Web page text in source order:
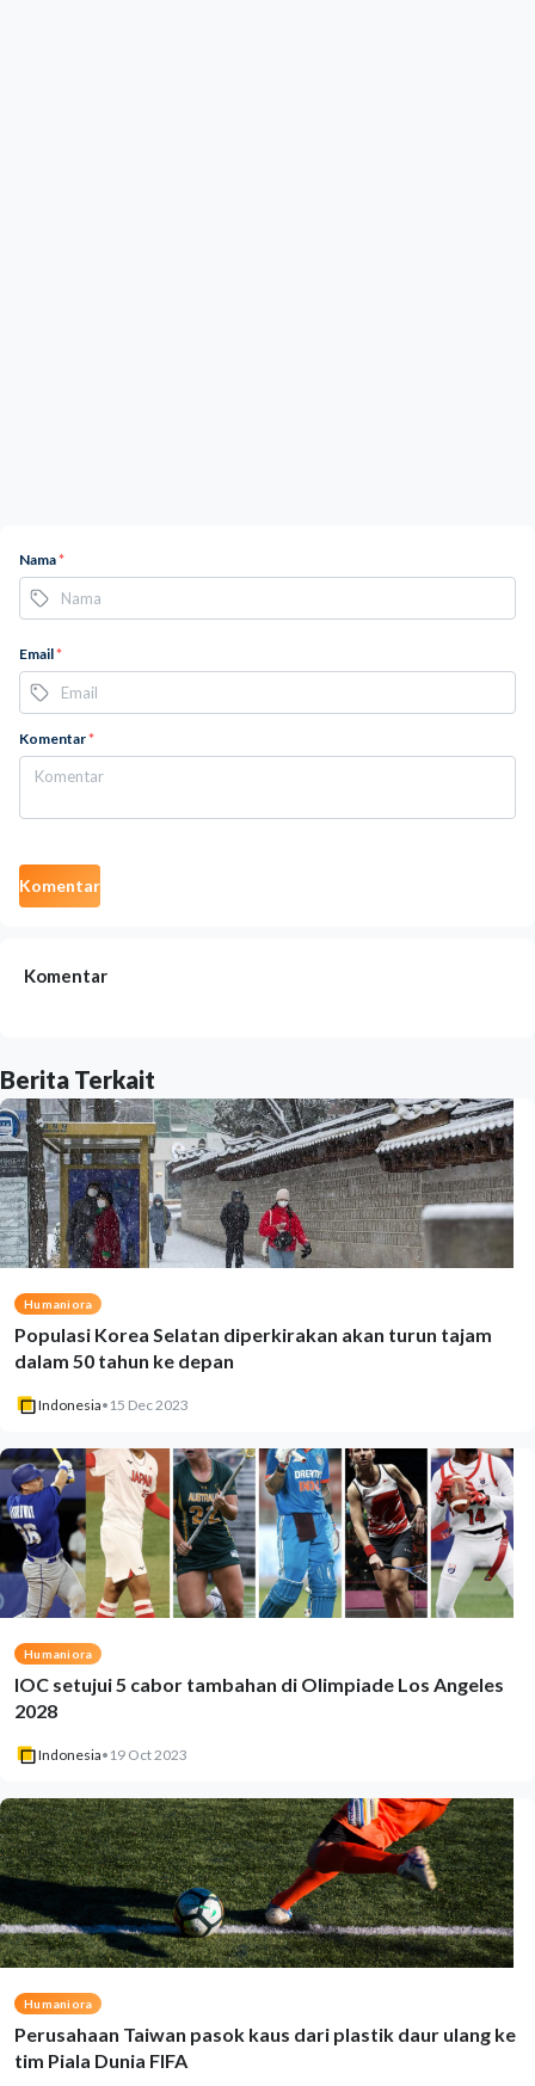
Nama*
Email*
Komentar*
Komentar
Komentar
Berita Terkait
Humaniora
Populasi Korea Selatan diperkirakan akan turun tajam
dalam 50 tahun ke depan
Indonesia• 15 Dec 2023
Humaniora
IOC setujui 5 cabor tambahan di Olimpiade Los Angeles
2028
Indonesia• 19 Oct 2023
Humaniora
Perusahaan Taiwan pasok kaus dari plastik daur ulang ke
tim Piala Dunia FIFA